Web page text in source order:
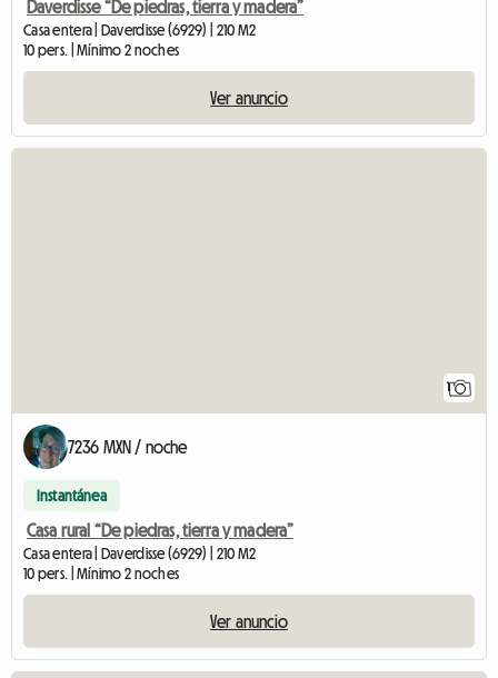
Daverdisse “De piedras, tierra y madera”
Casa entera | Daverdisse (6929) | 210 M2
10 pers. | Mínimo 2 noches
Ver anuncio
1
7236 MXN / noche
Instantánea
Casa rural “De piedras, tierra y madera”
Casa entera | Daverdisse (6929) | 210 M2
10 pers. | Mínimo 2 noches
Ver anuncio